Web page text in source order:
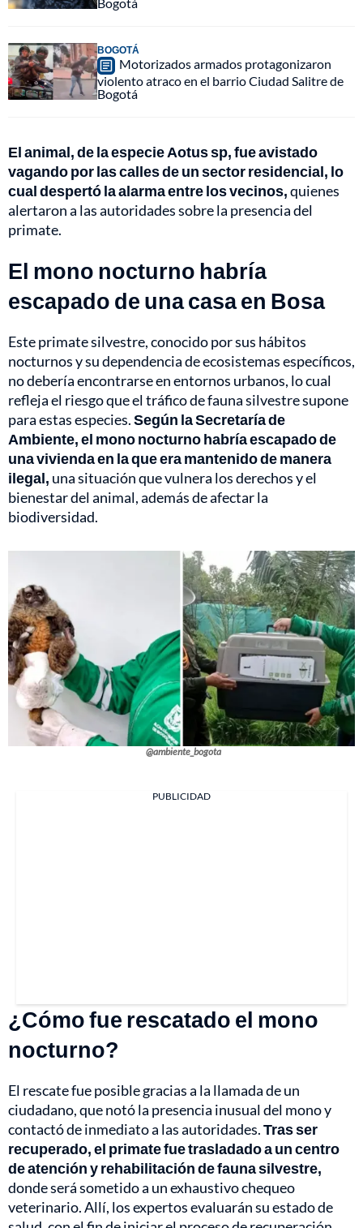
BOGOTÁ
Motorizados armados protagonizaron
violento atraco en el barrio Ciudad Salitre de
Bogotá
El animal, de la especie Aotus sp, fue avistado
vagando por las calles de un sector residencial, lo
cual despertó la alarma entre los vecinos,quienes
alertaron a las autoridades sobre la presencia del
primate.
El mono nocturno habría
escapado de una casa en Bosa
Este primate silvestre, conocido por sus hábitos
nocturnos y su dependencia de ecosistemas específicos,
no debería encontrarse en entornos urbanos, lo cual
refleja el riesgo que el tráfico de fauna silvestre supone
para estas especies.Según la Secretaría de
Ambiente, el mono nocturno habría escapado de
una vivienda en la que era mantenido de manera
ilegal, una situación que vulnera los derechos y el
bienestar del animal, además de afectar la
biodiversidad.
@ambiente_bogota
PUBLICIDAD
¿Cómo fue rescatado el mono
nocturno?
El rescate fue posible gracias a la llamada de un
ciudadano, que notó la presencia inusual del mono y
contactó de inmediato a las autoridades.Tras ser
recuperado, el primate fue trasladado a un centro
de atención y rehabilitación de fauna silvestre,
donde será sometido a un exhaustivo chequeo
veterinario. Allí, los expertos evaluarán su estado de